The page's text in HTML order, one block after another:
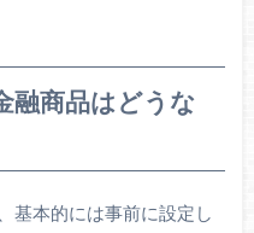
融商品はどうな
基本的には事前に設定し